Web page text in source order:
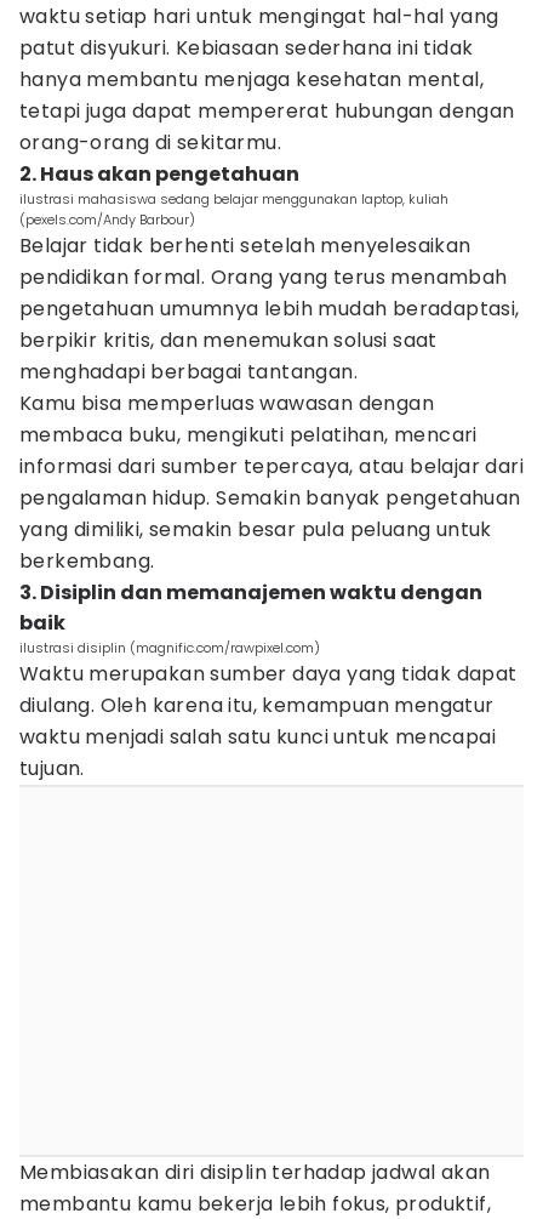
waktu setiap hari untuk mengingat hal-hal yang
patut disyukuri. Kebiasaan sederhana ini tidak
hanya membantu menjaga kesehatan mental,
tetapi juga dapat mempererat hubungan dengan
orang-orang di sekitarmu.
2. Haus akan pengetahuan
ilustrasi mahasiswa sedang belajar menggunakan laptop, kuliah
(pexels.com/Andy Barbour)
Belajar tidak berhenti setelah menyelesaikan
pendidikan formal. Orang yang terus menambah
pengetahuan umumnya lebih mudah beradaptasi,
berpikir kritis, dan menemukan solusi saat
menghadapi berbagai tantangan.
Kamu bisa memperluas wawasan dengan
membaca buku, mengikuti pelatihan, mencari
informasi dari sumber tepercaya, atau belajar dari
pengalaman hidup. Semakin banyak pengetahuan
yang dimiliki, semakin besar pula peluang untuk
berkembang.
3. Disiplin dan memanajemen waktu dengan
baik
ilustrasi disiplin (magnific.com/rawpixel.com)
Waktu merupakan sumber daya yang tidak dapat
diulang. Oleh karena itu, kemampuan mengatur
waktu menjadi salah satu kunci untuk mencapai
tujuan.
Membiasakan diri disiplin terhadap jadwal akan
membantu kamu bekerja lebih fokus, produktif,